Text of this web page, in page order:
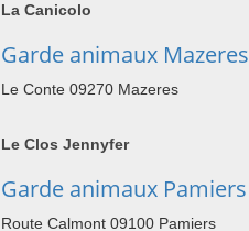
La Canicolo
Garde animaux Mazeres
Le Conte 09270 Mazeres
Le Clos Jennyfer
Garde animaux Pamiers
Route Calmont 09100 Pamiers